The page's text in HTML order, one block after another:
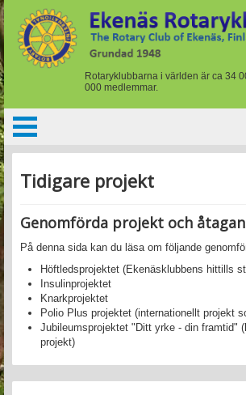
Rotaryklubbarna i världen är ca 34
000 medlemmar.
Tidigare projekt
Genomförda projekt och
På denna sida kan du läsa om följande
Höftledsprojektet (Ekenäsklubbens hittills
Insulinprojektet
Knarkprojektet
Polio Plus projektet (internationellt projekt
Jubileumsprojektet "Ditt yrke - din framtid"
projekt)